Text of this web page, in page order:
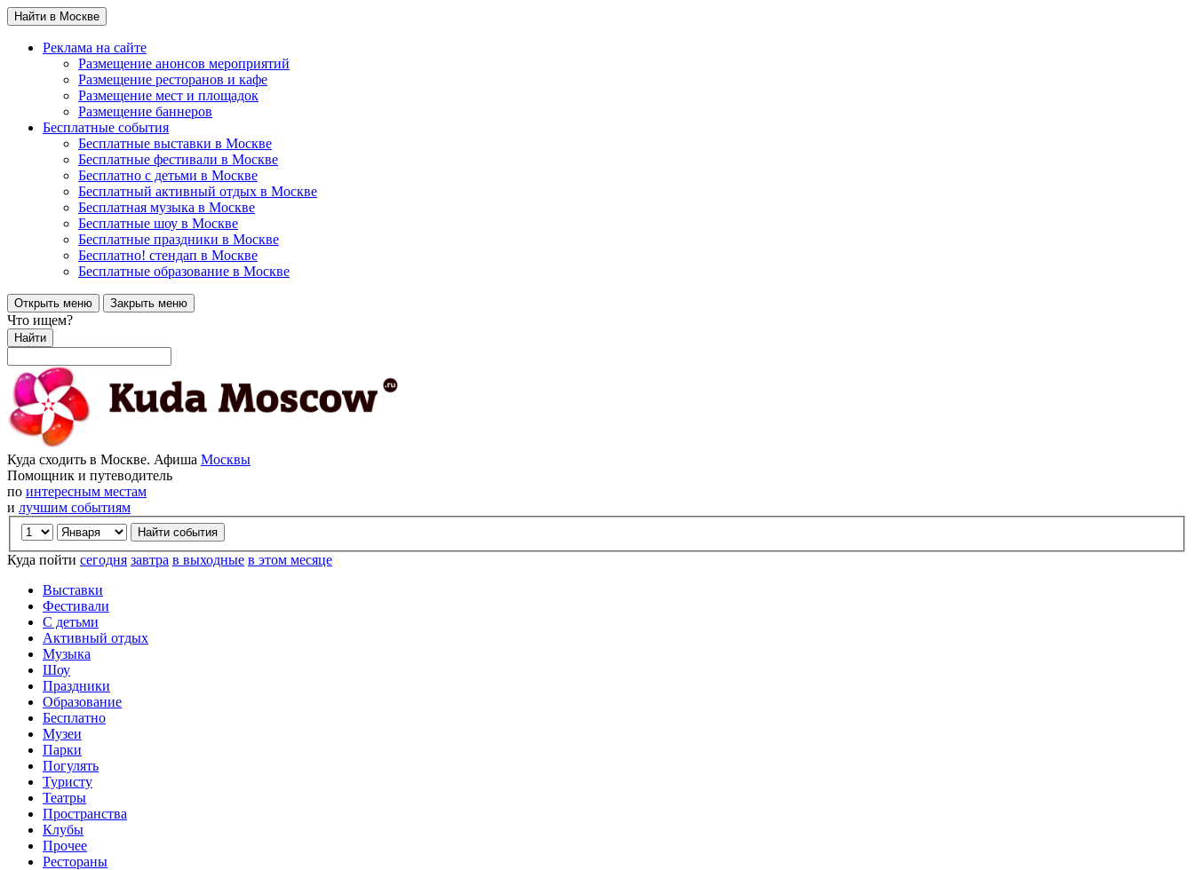
Найти в Москве
Реклама на сайте
Размещение анонсов мероприятий
Размещение ресторанов и кафе
Размещение мест и площадок
Размещение баннеров
Бесплатные события
Бесплатные выставки в Москве
Бесплатные фестивали в Москве
Бесплатно с детьми в Москве
Бесплатный активный отдых в Москве
Бесплатная музыка в Москве
Бесплатные шоу в Москве
Бесплатные праздники в Москве
Бесплатно! стендап в Москве
Бесплатные образование в Москве
Открыть меню Закрыть меню
Что ищем?
Найти
Куда сходить в Москве. Афиша Москвы
Помощник и путеводитель
по интересным местам
и лучшим событиям
Куда пойти сегодня завтра в выходные в этом месяце
Выставки
Фестивали
С детьми
Активный отдых
Музыка
Шоу
Праздники
Образование
Бесплатно
Музеи
Парки
Погулять
Туристу
Театры
Пространства
Клубы
Прочее
Рестораны